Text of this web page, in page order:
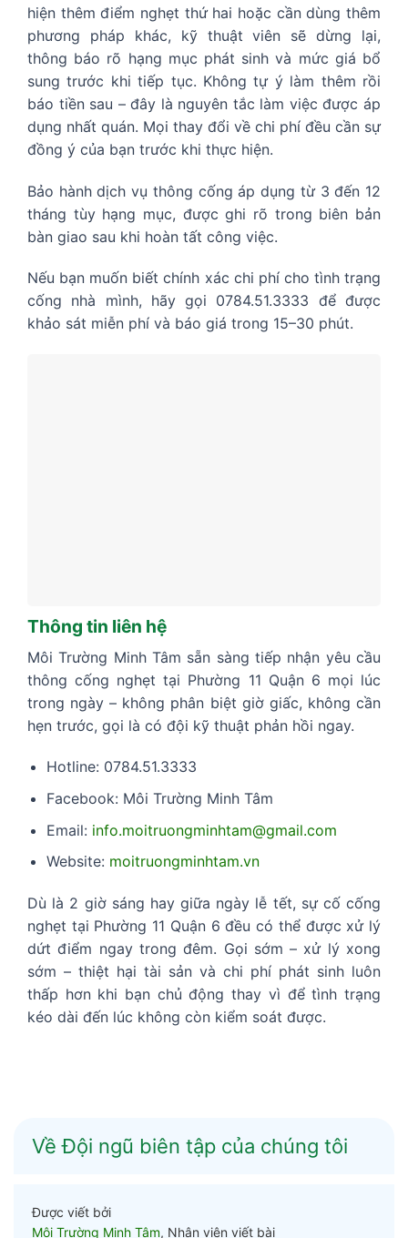
hiện thêm điểm nghẹt thứ hai hoặc cần dùng thêm
phương pháp khác, kỹ thuật viên sẽ dừng lại,
thông báo rõ hạng mục phát sinh và mức giá bổ
sung trước khi tiếp tục. Không tự ý làm thêm rồi
báo tiền sau – đây là nguyên tắc làm việc được áp
dụng nhất quán. Mọi thay đổi về chi phí đều cần sự
đồng ý của bạn trước khi thực hiện.
Bảo hành dịch vụ thông cống áp dụng từ 3 đến 12
tháng tùy hạng mục, được ghi rõ trong biên bản
bàn giao sau khi hoàn tất công việc.
Nếu bạn muốn biết chính xác chi phí cho tình trạng
cống nhà mình, hãy gọi 0784.51.3333 để được
khảo sát miễn phí và báo giá trong 15–30 phút.
Thông tin liên hệ
Môi Trường Minh Tâm sẵn sàng tiếp nhận yêu cầu
thông cống nghẹt tại Phường 11 Quận 6 mọi lúc
trong ngày – không phân biệt giờ giấc, không cần
hẹn trước, gọi là có đội kỹ thuật phản hồi ngay.
Hotline: 0784.51.3333
Facebook: Môi Trường Minh Tâm
Email: info.moitruongminhtam@gmail.com
Website: moitruongminhtam.vn
Dù là 2 giờ sáng hay giữa ngày lễ tết, sự cố cống
nghẹt tại Phường 11 Quận 6 đều có thể được xử lý
dứt điểm ngay trong đêm. Gọi sớm – xử lý xong
sớm – thiệt hại tài sản và chi phí phát sinh luôn
thấp hơn khi bạn chủ động thay vì để tình trạng
kéo dài đến lúc không còn kiểm soát được.
Về Đội ngũ biên tập của chúng tôi
Được viết bởi
Môi Trường Minh Tâm, Nhân viên viết bài